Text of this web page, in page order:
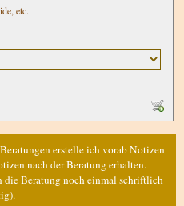
etc.
erstelle ich vorab Notizen
nach der Beratung erhalten.
die Beratung noch einmal schriftlich